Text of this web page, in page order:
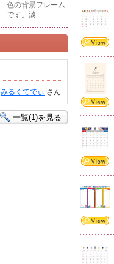
色の背景フレーム
です。淡...
みるくてでぃ さん
一覧(1)を見る